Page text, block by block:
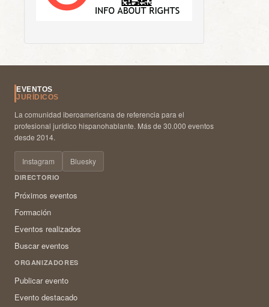
EVENTOS
JURÍDICOS
La comunidad iberoamericana de referencia para el
profesional jurídico hispanohablante. Más de 30.000 eventos
desde 2014.
Instagram Bluesky
DIRECTORIO
Próximos eventos
Formación
Eventos realizados
Buscar eventos
ORGANIZADORES
Publicar evento
Evento destacado